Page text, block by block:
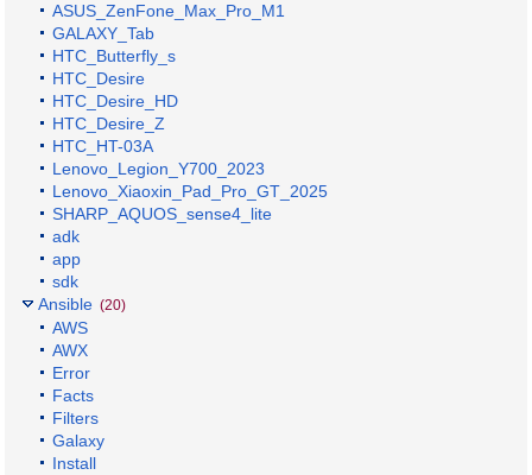
ASUS_ZenFone_Max_Pro_M1
GALAXY_Tab
HTC_Butterfly_s
HTC_Desire
HTC_Desire_HD
HTC_Desire_Z
HTC_HT-03A
Lenovo_Legion_Y700_2023
Lenovo_Xiaoxin_Pad_Pro_GT_2025
SHARP_AQUOS_sense4_lite
adk
app
sdk
Ansible (20)
AWS
AWX
Error
Facts
Filters
Galaxy
Install